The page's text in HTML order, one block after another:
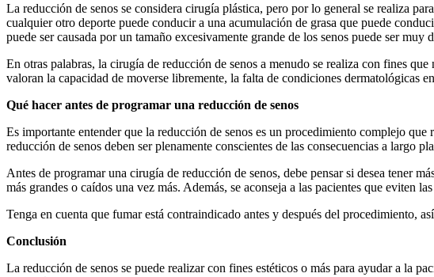
La reducción de senos se considera cirugía plástica, pero por lo general se realiza
cualquier otro deporte puede conducir a una acumulación de grasa que puede
puede ser causada por un tamaño excesivamente grande de los senos puede ser
En otras palabras, la cirugía de reducción de senos a menudo se realiza con fines
valoran la capacidad de moverse libremente, la falta de condiciones dermatológicas
Qué hacer antes de programar una reducción de senos
Es importante entender que la reducción de senos es un procedimiento complejo que
reducción de senos deben ser plenamente conscientes de las consecuencias a largo
Antes de programar una cirugía de reducción de senos, debe pensar si desea tener
más grandes o caídos una vez más. Además, se aconseja a las pacientes que eviten
Tenga en cuenta que fumar está contraindicado antes y después del procedimiento,
Conclusión
La reducción de senos se puede realizar con fines estéticos o más para ayudar a la